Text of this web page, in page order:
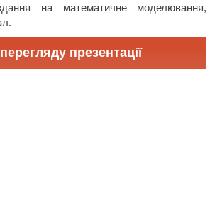
на математичне моделювання,
презентації